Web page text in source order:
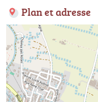
Plan et adresse